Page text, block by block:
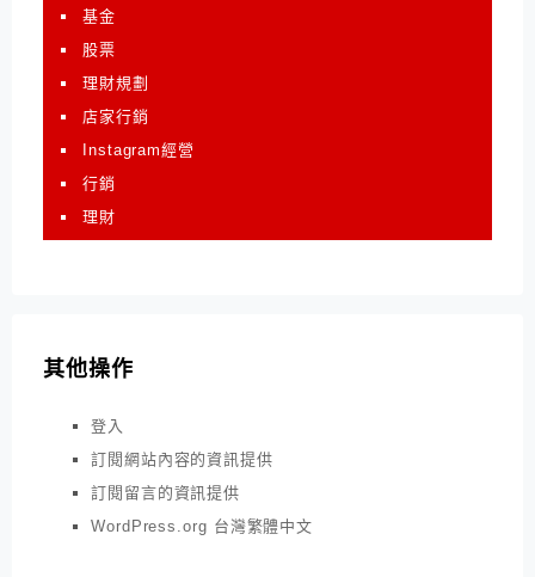
基金
股票
理財規劃
店家行銷
Instagram經營
行銷
理財
其他操作
登入
訂閱網站內容的資訊提供
訂閱留言的資訊提供
WordPress.org 台灣繁體中文